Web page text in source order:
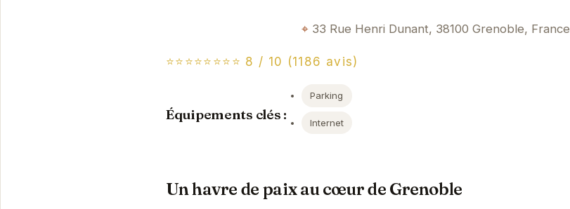
33 Rue Henri Dunant, 38100 Grenoble, France
⭐⭐⭐⭐⭐⭐⭐⭐ 8 / 10 (1186 avis)
Équipements clés :
Parking
Internet
Un havre de paix au cœur de Grenoble